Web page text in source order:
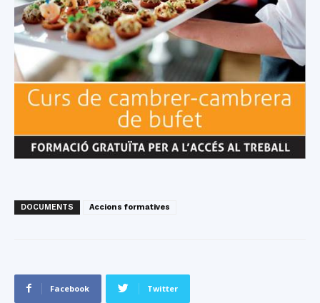
DOCUMENTS Accions formatives
Facebook Twitter